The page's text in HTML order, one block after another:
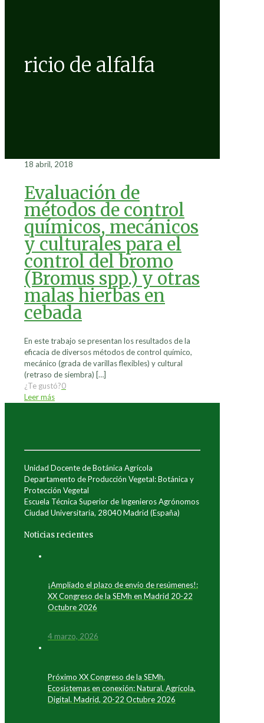
ricio de alfalfa
18 abril, 2018
Evaluación de
métodos de control
químicos, mecánicos
y culturales para el
control del bromo
(Bromus spp.) y otras
malas hierbas en
cebada
En este trabajo se presentan los resultados de la
eficacia de diversos métodos de control químico,
mecánico (grada de varillas flexibles) y cultural
(retraso de siembra) […]
¿Te gustó?0
Leer más
Unidad Docente de Botánica Agrícola
Departamento de Producción Vegetal: Botánica y
Protección Vegetal
Escuela Técnica Superior de Ingenieros Agrónomos
Ciudad Universitaria, 28040 Madrid (España)
Noticias recientes
¡Ampliado el plazo de envío de resúmenes!:
XX Congreso de la SEMh en Madrid 20-22
Octubre 2026
4 marzo, 2026
Próximo XX Congreso de la SEMh.
Ecosistemas en conexión: Natural, Agrícola,
Digital. Madrid, 20-22 Octubre 2026